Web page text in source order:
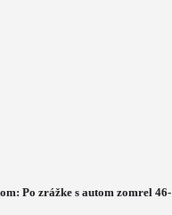
Po zrážke s autom zomrel 46-